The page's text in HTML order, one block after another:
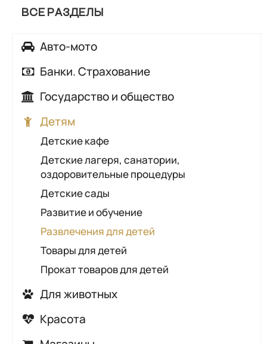
ВСЕ РАЗДЕЛЫ
Авто-мото
Автозапчасти
Автосалоны, автохаусы
Автосервисы, автотехцентры
Автошколы
АЗС
ГАИ
Шиномонтаж
Банки. Страхование
Банки
Государство и общество
Аварийные и диспетчерские службы
Городские службы
Контролирующие органы
Общественно-социальные организации
Правоохранительные органы
Промышленные предприятия
Солигорский районный исполнительный
комитет
Детям
Детские кафе
Детские лагеря, санатории,
оздоровительные процедуры
Детские сады
Развитие и обучение
Развлечения для детей
Товары для детей
Прокат товаров для детей
Для животных
Ветеринарные аптеки
Красота
Косметические кабинеты